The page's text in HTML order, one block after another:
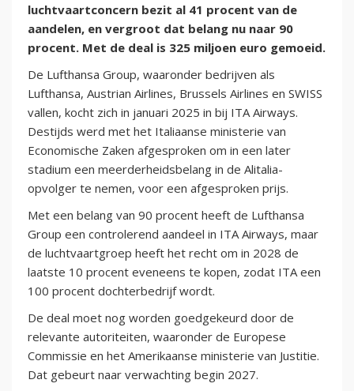
luchtvaartconcern bezit al 41 procent van de
aandelen, en vergroot dat belang nu naar 90
procent. Met de deal is 325 miljoen euro gemoeid.
De Lufthansa Group, waaronder bedrijven als
Lufthansa, Austrian Airlines, Brussels Airlines en SWISS
vallen, kocht zich in januari 2025 in bij ITA Airways.
Destijds werd met het Italiaanse ministerie van
Economische Zaken afgesproken om in een later
stadium een meerderheidsbelang in de Alitalia-
opvolger te nemen, voor een afgesproken prijs.
Met een belang van 90 procent heeft de Lufthansa
Group een controlerend aandeel in ITA Airways, maar
de luchtvaartgroep heeft het recht om in 2028 de
laatste 10 procent eveneens te kopen, zodat ITA een
100 procent dochterbedrijf wordt.
De deal moet nog worden goedgekeurd door de
relevante autoriteiten, waaronder de Europese
Commissie en het Amerikaanse ministerie van Justitie.
Dat gebeurt naar verwachting begin 2027.